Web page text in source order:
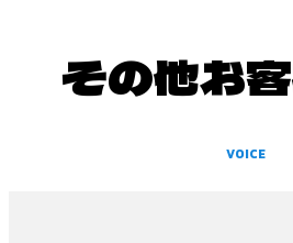
その他お
VOICE